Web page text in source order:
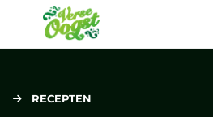
Verse Oogst
RECEPTEN